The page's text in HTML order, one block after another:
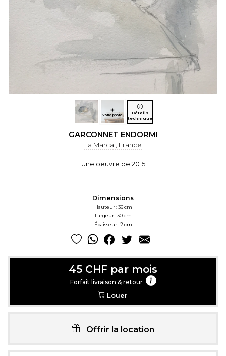
+
Votre photo
Détails
technique
GARCONNET ENDORMI
La Marca , France
Une oeuvre de 2015
Dimensions
Hauteur : 36 cm
Largeur : 30 cm
Épaisseur : 2 cm
45 CHF par mois
Forfait livraison & retour
Louer
Offrir la location